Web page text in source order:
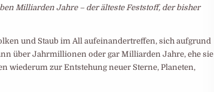
Milliarden Jahre – der älteste Feststoff, der bisher
und Staub im All aufeinandertreffen, sich aufgrund
über Jahrmillionen oder gar Milliarden Jahre, ehe sie
wiederum zur Entstehung neuer Sterne, Planeten,